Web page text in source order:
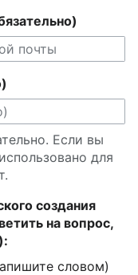
Если вы
для
создания
на вопрос,
словом)